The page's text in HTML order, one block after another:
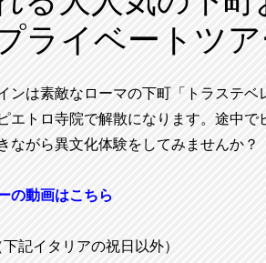
ライベートツア
は素敵なローマの下町「トラステ
トロ寺院で解散になります。途中
ながら異文化体験をしてみませんか？
の動画はこちら
記イタリアの祝日以外）